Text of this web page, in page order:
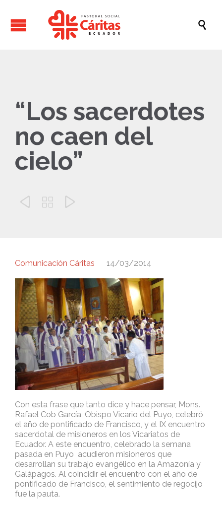

“Los sacerdotes
no caen del
cielo”
  
Comunicación Cáritas 14/03/2014
Con esta frase que tanto dice y hace pensar, Mons.
Rafael Cob García, Obispo Vicario del Puyo, celebró
el año de pontificado de Francisco, y el IX encuentro
sacerdotal de misioneros en los Vicariatos de
Ecuador. A este encuentro, celebrado la semana
pasada en Puyo acudieron misioneros que
desarrollan su trabajo evangélico en la Amazonía y
Galápagos. Al coincidir el encuentro con el año de
pontificado de Francisco, el sentimiento de regocijo
fue la pauta.